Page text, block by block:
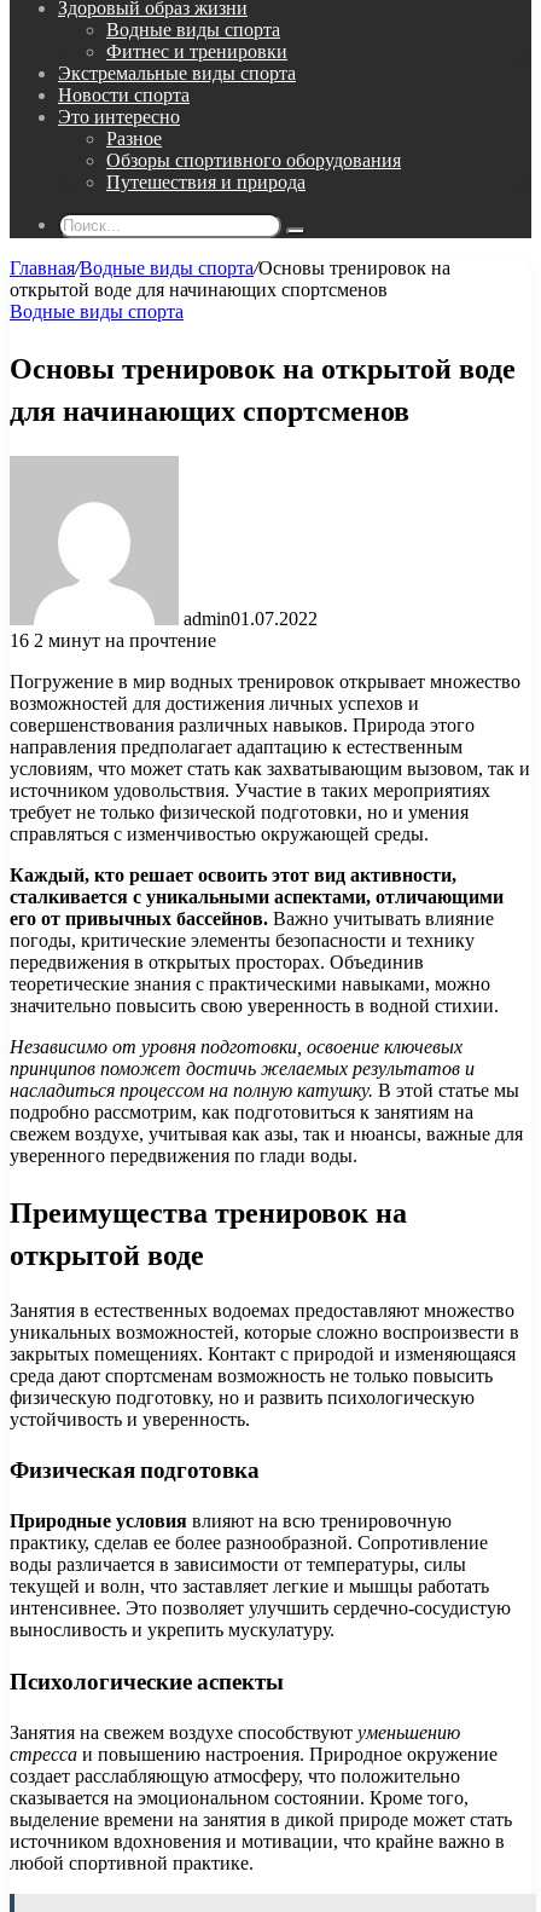
Здоровый образ жизни
Водные виды спорта
Фитнес и тренировки
Экстремальные виды спорта
Новости спорта
Это интересно
Разное
Обзоры спортивного оборудования
Путешествия и природа
Поиск...
Главная/Водные виды спорта/Основы тренировок на
открытой воде для начинающих спортсменов
Водные виды спорта
Основы тренировок на открытой воде
для начинающих спортсменов
admin01.07.2022
16 2 минут на прочтение
Погружение в мир водных тренировок открывает множество
возможностей для достижения личных успехов и
совершенствования различных навыков. Природа этого
направления предполагает адаптацию к естественным
условиям, что может стать как захватывающим вызовом, так и
источником удовольствия. Участие в таких мероприятиях
требует не только физической подготовки, но и умения
справляться с изменчивостью окружающей среды.
Каждый, кто решает освоить этот вид активности,
сталкивается с уникальными аспектами, отличающими
его от привычных бассейнов. Важно учитывать влияние
погоды, критические элементы безопасности и технику
передвижения в открытых просторах. Объединив
теоретические знания с практическими навыками, можно
значительно повысить свою уверенность в водной стихии.
Независимо от уровня подготовки, освоение ключевых
принципов поможет достичь желаемых результатов и
насладиться процессом на полную катушку. В этой статье мы
подробно рассмотрим, как подготовиться к занятиям на
свежем воздухе, учитывая как азы, так и нюансы, важные для
уверенного передвижения по глади воды.
Преимущества тренировок на
открытой воде
Занятия в естественных водоемах предоставляют множество
уникальных возможностей, которые сложно воспроизвести в
закрытых помещениях. Контакт с природой и изменяющаяся
среда дают спортсменам возможность не только повысить
физическую подготовку, но и развить психологическую
устойчивость и уверенность.
Физическая подготовка
Природные условия влияют на всю тренировочную
практику, сделав ее более разнообразной. Сопротивление
воды различается в зависимости от температуры, силы
текущей и волн, что заставляет легкие и мышцы работать
интенсивнее. Это позволяет улучшить сердечно-сосудистую
выносливость и укрепить мускулатуру.
Психологические аспекты
Занятия на свежем воздухе способствуют уменьшению
стресса и повышению настроения. Природное окружение
создает расслабляющую атмосферу, что положительно
сказывается на эмоциональном состоянии. Кроме того,
выделение времени на занятия в дикой природе может стать
источником вдохновения и мотивации, что крайне важно в
любой спортивной практике.